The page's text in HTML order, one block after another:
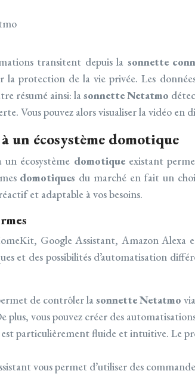
transitent depuis la sonnette
protection de la vie privée. Les
résumé ainsi: la sonnette Netatmo
Vous pouvez alors visualiser la vidéo en
un écosystème domotique
un écosystème domotique existant
domotiques du marché en fait un
et adaptable à vos besoins.
Google Assistant, Amazon
et des possibilités d’automatisation
de contrôler la sonnette Netatmo
vous pouvez créer des
particulièrement fluide et intuitive. Le
vous permet d’utiliser des